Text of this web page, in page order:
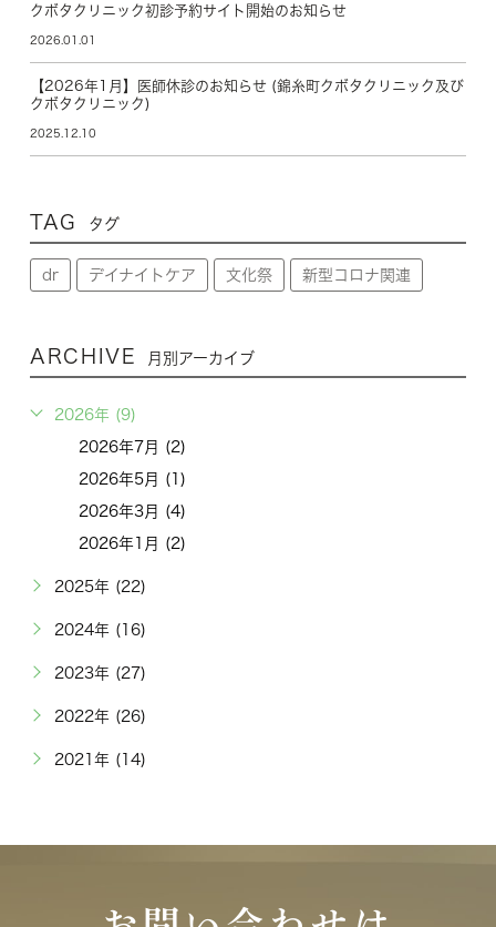
クボタクリニック初診予約サイト開始のお知らせ
2026.01.01
【2026年1月】医師休診のお知らせ (錦糸町クボタクリニック及び
クボタクリニック)
2025.12.10
TAG タグ
dr デイナイトケア 文化祭 新型コロナ関連
ARCHIVE 月別アーカイブ
2026年 (9)
2026年7月 (2)
2026年5月 (1)
2026年3月 (4)
2026年1月 (2)
2025年 (22)
2024年 (16)
2023年 (27)
2022年 (26)
2021年 (14)